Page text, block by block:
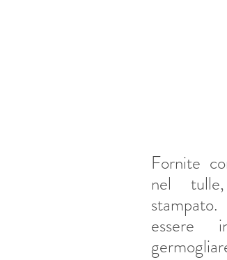
Fornite
nel
essere